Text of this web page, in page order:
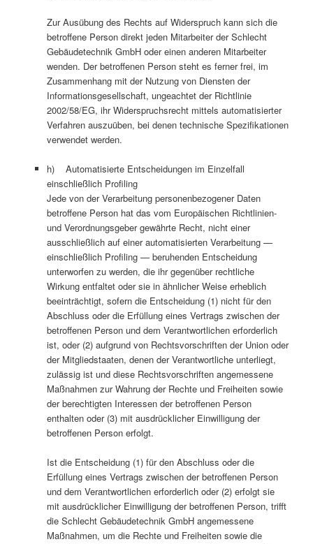
Zur Ausübung des Rechts auf Widerspruch kann sich die
betroffene Person direkt jeden Mitarbeiter der Schlecht
Gebäudetechnik GmbH oder einen anderen Mitarbeiter
wenden. Der betroffenen Person steht es ferner frei, im
Zusammenhang mit der Nutzung von Diensten der
Informationsgesellschaft, ungeachtet der Richtlinie
2002/58/EG, ihr Widerspruchsrecht mittels automatisierter
Verfahren auszuüben, bei denen technische Spezifikationen
verwendet werden.
h) Automatisierte Entscheidungen im Einzelfall
einschließlich Profiling
Jede von der Verarbeitung personenbezogener Daten
betroffene Person hat das vom Europäischen Richtlinien-
und Verordnungsgeber gewährte Recht, nicht einer
ausschließlich auf einer automatisierten Verarbeitung —
einschließlich Profiling — beruhenden Entscheidung
unterworfen zu werden, die ihr gegenüber rechtliche
Wirkung entfaltet oder sie in ähnlicher Weise erheblich
beeinträchtigt, sofern die Entscheidung (1) nicht für den
Abschluss oder die Erfüllung eines Vertrags zwischen der
betroffenen Person und dem Verantwortlichen erforderlich
ist, oder (2) aufgrund von Rechtsvorschriften der Union oder
der Mitgliedstaaten, denen der Verantwortliche unterliegt,
zulässig ist und diese Rechtsvorschriften angemessene
Maßnahmen zur Wahrung der Rechte und Freiheiten sowie
der berechtigten Interessen der betroffenen Person
enthalten oder (3) mit ausdrücklicher Einwilligung der
betroffenen Person erfolgt.
Ist die Entscheidung (1) für den Abschluss oder die
Erfüllung eines Vertrags zwischen der betroffenen Person
und dem Verantwortlichen erforderlich oder (2) erfolgt sie
mit ausdrücklicher Einwilligung der betroffenen Person, trifft
die Schlecht Gebäudetechnik GmbH angemessene
Maßnahmen, um die Rechte und Freiheiten sowie die